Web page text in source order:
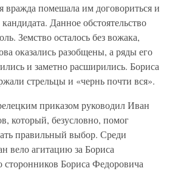
вражда помешала им договориться и
Данное обстоятельство
Земство осталось без вожака,
оказались разобщены, а ряды его
и заметно расширились. Бориса
стрельцы и «чернь почти вся».
приказом руководил Иван
который, безусловно, помог
правильный выбор. Среди
вело агитацию за Бориса
сторонников Бориса Федоровича